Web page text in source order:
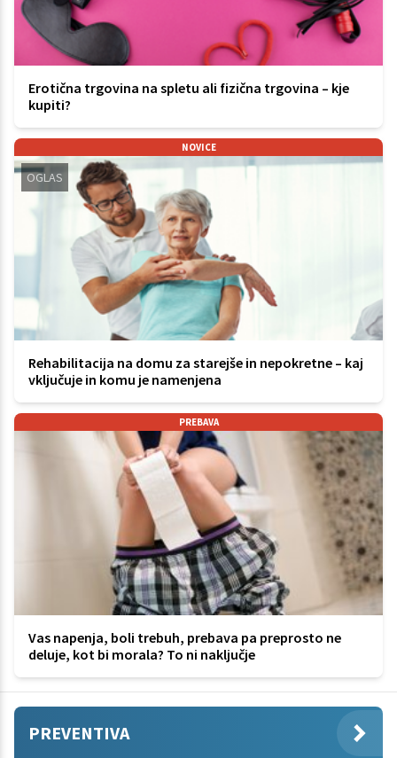
Erotična trgovina na spletu ali fizična trgovina – kje
kupiti?
NOVICE
OGLAS
Rehabilitacija na domu za starejše in nepokretne – kaj
vključuje in komu je namenjena
PREBAVA
Vas napenja, boli trebuh, prebava pa preprosto ne
deluje, kot bi morala? To ni naključje
PREVENTIVA